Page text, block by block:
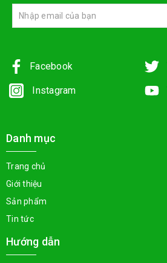
Facebook
Instagram
Danh mục
Trang chủ
Giới thiệu
Sản phẩm
Tin tức
Hướng dẫn